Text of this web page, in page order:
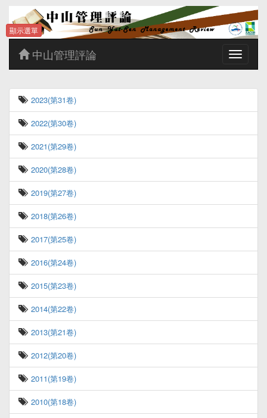
Toggle
中山管理評論
2023(第31卷)
2022(第30卷)
2021(第29卷)
2020(第28卷)
2019(第27卷)
2018(第26卷)
2017(第25卷)
2016(第24卷)
2015(第23卷)
2014(第22卷)
2013(第21卷)
2012(第20卷)
2011(第19卷)
2010(第18卷)
顯示選單